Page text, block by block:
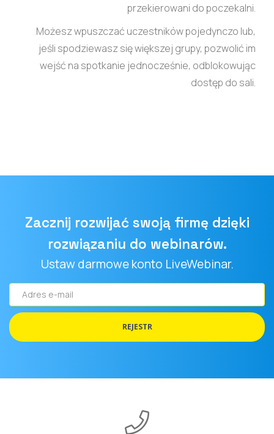
przekierowani do poczekalni.
Możesz wpuszczać uczestników pojedynczo lub,
jeśli spodziewasz się większej grupy, pozwolić im
wejść na spotkanie jednocześnie, odblokowując
dostęp do sali.
Zacznij rozwijać swoją firmę dzięki
rozwiązaniu do webinarów.
Ustaw darmowe konto LiveWebinar.
Adres
e-
mail
REJESTR